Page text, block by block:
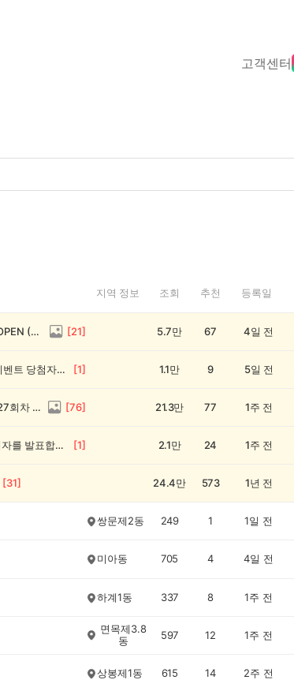
고객센터
지역 정보 조회 추천 등록일
전원 1,000캐시! 🥳 우리 동네 썰전 14회차 OPEN (~8/17) [21] 5.7만 67 4일 전
💰[당첨자 발표] 26회차 우리 동네 정보왕 이벤트 당첨자를 발표합니다! [1] 1.1만 9 5일 전
💸 전원 2,000캐시 지급! 우리 동네 정보왕 27회차 (~8/10) [76] 21.3만 77 1주 전
💰[당첨자 발표] 우리 동네 썰전 12회차 당첨자를 발표합니다! [1] 2.1만 24 1주 전
[31] 24.4만 573 1년 전
쌍문제2동 249 1 1일 전
미아동 705 4 4일 전
하계1동 337 8 1주 전
면목제3.8
동
597 12 1주 전
상봉제1동 615 14 2주 전